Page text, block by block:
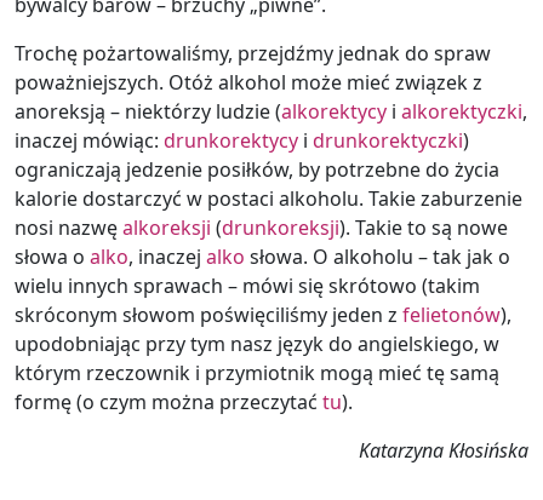
Trochę pożartowaliśmy, przejdźmy jednak do spraw
poważniejszych. Otóż alkohol może mieć związek z
anoreksją – niektórzy ludzie (alkorektycy i alkorektyczki,
inaczej mówiąc: drunkorektycy i drunkorektyczki)
ograniczają jedzenie posiłków, by potrzebne do życia
kalorie dostarczyć w postaci alkoholu. Takie zaburzenie
nosi nazwęalkoreksji (drunkoreksji). Takie to są nowe
słowa o alko, inaczej alko słowa. O alkoholu – tak jak o
wielu innych sprawach – mówi się skrótowo (takim
skróconym słowom poświęciliśmy jeden z felietonów),
upodobniając przy tym nasz język do angielskiego, w
którym rzeczownik i przymiotnik mogą mieć tę samą
formę (o czym można przeczytać tu).
Katarzyna Kłosińska